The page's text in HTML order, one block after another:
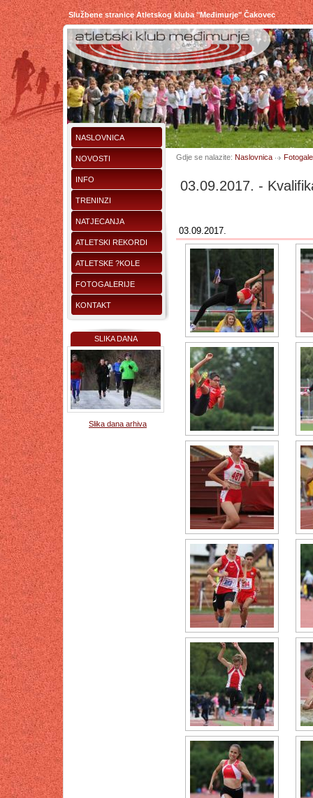
Službene stranice Atletskog kluba "Međimurje" Čakovec
NASLOVNICA
NOVOSTI
INFO
TRENINZI
NATJECANJA
ATLETSKI REKORDI
ATLETSKE ?KOLE
FOTOGALERIJE
KONTAKT
SLIKA DANA
Slika dana arhiva
Gdje se nalazite: Naslovnica
03.09.2017. -
03.09.2017.